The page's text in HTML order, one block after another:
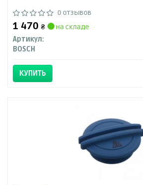
0 отзывов
1 470 ₴
на складе
Артикул:
BOSCH
КУПИТЬ